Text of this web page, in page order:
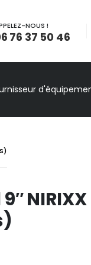
NOUS !
76 37 50 46